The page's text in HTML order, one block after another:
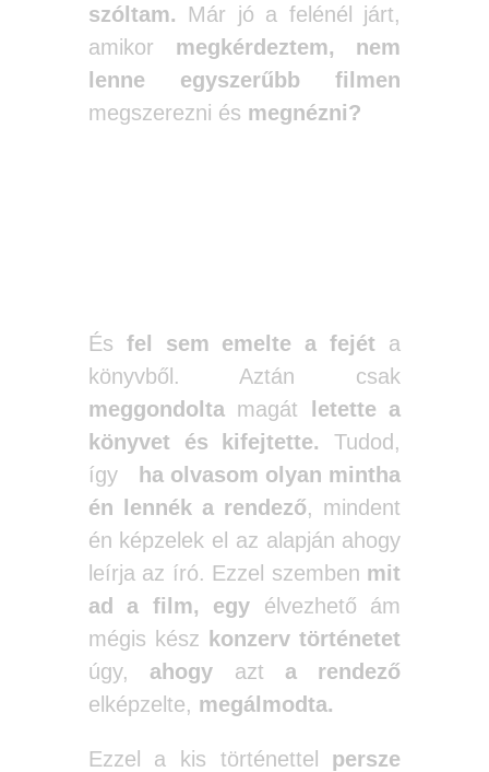
szóltam. Már jó a felénél járt,
amikor megkérdeztem, nem
lenne egyszerűbb filmen
megszerezni és megnézni?
És fel sem emelte a fejét a
könyvből. Aztán csak
meggondoltamagát letette a
könyvet és kifejtette.
Tudod,
így ha olvasom olyan mintha
én lennék a rendező, mindent
én képzelek el az alapján ahogy
leírja az író. Ezzel szemben mit
ad a film,
egy élvezhető ám
mégis kész konzerv történetet
úgy, ahogy azt a rendező
elképzelte, megálmodta.
Ezzel a kis történettel persze